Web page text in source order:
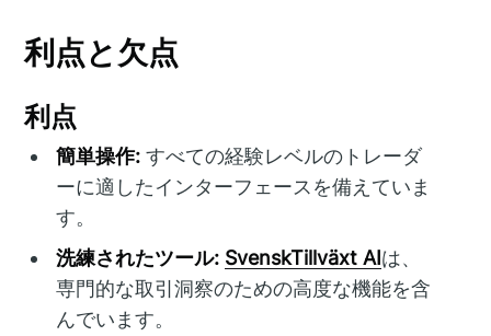
利点と欠点
利点
簡単操作: すべての経験レベルのトレーダ
ーに適したインターフェースを備えていま
す。
洗練されたツール: SvenskTillväxt AIは、
専門的な取引洞察のための高度な機能を含
んでいます。